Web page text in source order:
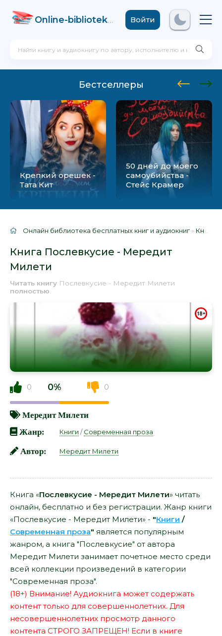
Online-biblioteka .comВойти
Бестселлеры
Крепкий орешек -
Тата Кит
50 дней до моего
самоубийства -
Стейс Крамер
Онлайн библиотека бесплатных книг и аудиокниг » Книги
Книга Послевкусие - Мередит
Милети
Читать книгу Послевкусие - Мередит Милети
полностью
0 0% 0
Мередит Милети
Жанр:
Книги /Современная проза
Автор: Мередит Милети
Книга «Послевкусие - Мередит Милети» читать
онлайн, бесплатно и без регистрации. Жанр книги
«Послевкусие - Мередит Милети» - "Книги /
Современная проза" является популярным
жанром, а книга "Послевкусие" от автора
Мередит Милети занимает почетное место среди
всей коллекции произведений в категории
"Современная проза".
(18+) Внимание! Аудиокнига может содержать
контент только для совершеннолетних. Для
несовершеннолетних просмотр данного
контента СТРОГО ЗАПРЕЩЕН! Если в книге